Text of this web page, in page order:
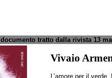
documento tratto dalla rivista 13
Vivaio
L’amore per il